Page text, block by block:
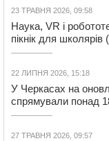
23 ТРАВНЯ 2026, 09:58
Наука, VR і
пікнік для школярів
22 ЛИПНЯ 2026, 15:18
У Черкасах на
спрямували понад
27 ТРАВНЯ 2026, 09:57